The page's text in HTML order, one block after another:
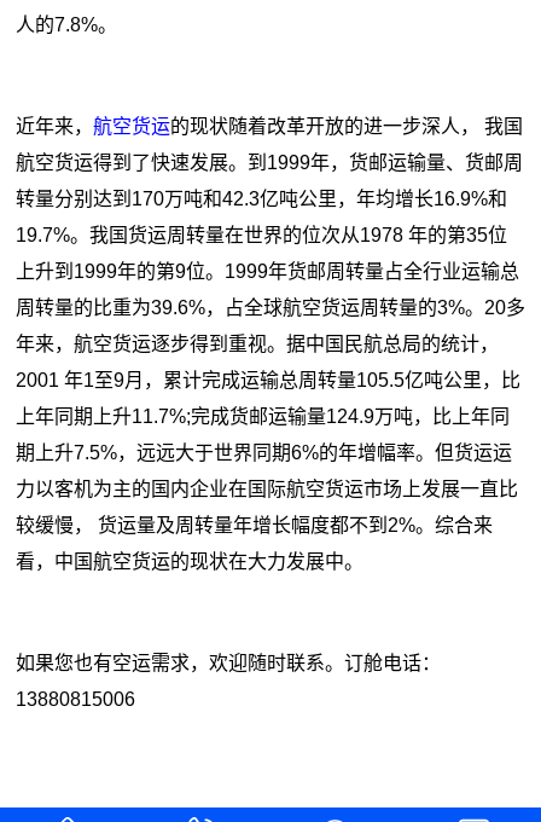
人的7.8%。
近年来， 航空货运的现状随着改革开放的进一步深人， 我国
航空货运得到了快速发展。到1999年，货邮运输量、货邮周
转量分别达到170万吨和42.3亿吨公里，年均增长16.9%和
19.7%。我国货运周转量在世界的位次从1978 年的第35位
上升到1999年的第9位。1999年货邮周转量占全行业运输总
周转量的比重为39.6%，占全球航空货运周转量的3%。20多
年来，航空货运逐步得到重视。据中国民航总局的统计，
2001 年1至9月，累计完成运输总周转量105.5亿吨公里，比
上年同期上升11.7%;完成货邮运输量124.9万吨，比上年同
期上升7.5%，远远大于世界同期6%的年增幅率。但货运运
力以客机为主的国内企业在国际航空货运市场上发展一直比
较缓慢， 货运量及周转量年增长幅度都不到2%。综合来
看，中国航空货运的现状在大力发展中。
如果您也有空运需求，欢迎随时联系。订舱电话：
13880815006